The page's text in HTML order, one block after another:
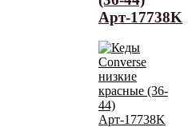
Арт-17738K